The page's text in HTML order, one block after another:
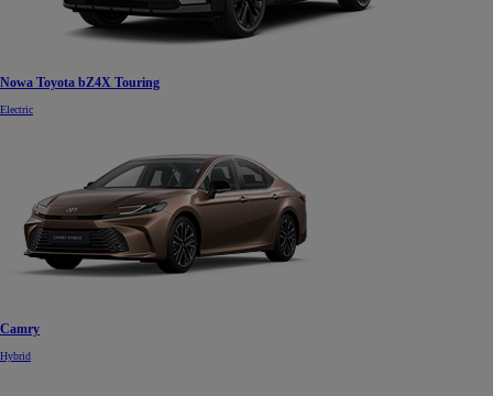
Nowa Toyota bZ4X Touring
Electric
Camry
Hybrid